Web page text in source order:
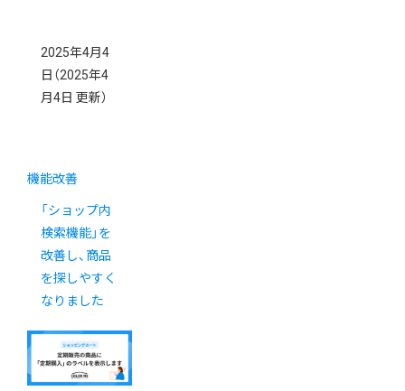
2025年4月4
日 （2025年4
月4日 更新）
機能改善
「ショップ内
検索機能」を
改善し、商品
を探しやすく
なりました